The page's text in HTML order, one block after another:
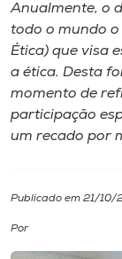
A
Unoesc
I.nova
Diplomados
Cultura
Anualmente, o
todo o mundo o
Ética) que visa
a ética. Desta
momento de
participação
um recado por
Publicado em 21/10/
Por